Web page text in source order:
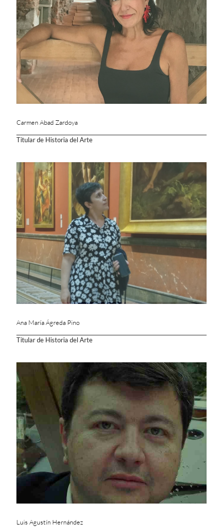
Carmen Abad Zardoya
Titular de Historia del Arte
Ana María Ágreda Pino
Titular de Historia del Arte
Luis Agustín Hernández